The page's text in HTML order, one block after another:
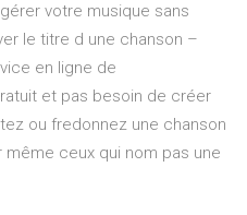
votre musique sans
le titre d une chanson –
en ligne de
et pas besoin de créer
ou fredonnez une chanson
ceux qui nom pas une